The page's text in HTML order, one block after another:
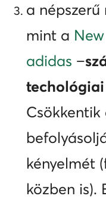
a
mint a
adidas −
Csökkentik
kényelmét
közben is).